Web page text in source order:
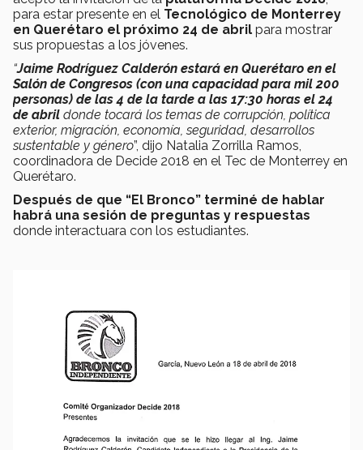
para estar presente en el Tecnológico de Monterrey
en Querétaro el próximo 24 de abril para mostrar
sus propuestas a los jóvenes.
“Jaime Rodríguez Calderón estará en Querétaro en el
Salón de Congresos (con una capacidad para mil 200
personas) de las 4 de la tarde a las 17:30 horas el 24
de abril donde tocará los temas de corrupción, política
exterior, migración, economía, seguridad, desarrollos
sustentable y género”, dijo Natalia Zorrilla Ramos,
coordinadora de Decide 2018 en el Tec de Monterrey en
Querétaro.
Después de que “El Bronco” terminé de hablar
habrá una sesión de preguntas y respuestas
donde interactuara con los estudiantes.